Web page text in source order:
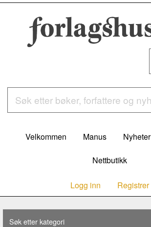
Velkommen Manus Nyheter
Nettbutikk
Logg inn Registrer
Søk etter kategori